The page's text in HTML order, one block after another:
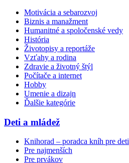
Motivácia a sebarozvoj
Biznis a manažment
Humanitné a spoločenské vedy
História
Životopisy a reportáže
Vzťahy a rodina
Zdravie a životný štýl
Počítače a internet
Hobby
Umenie a dizajn
Ďalšie kategórie
Deti a mládež
Knihorad – poradca kníh pre deti
Pre najmenších
Pre prvákov